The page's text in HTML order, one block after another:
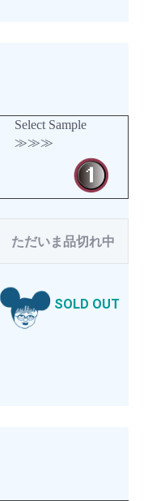
Select Sample
≫≫≫
ただいま品切れ中
SOLD OUT